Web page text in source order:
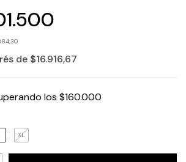
de $16.916,67
los $160.000
XL